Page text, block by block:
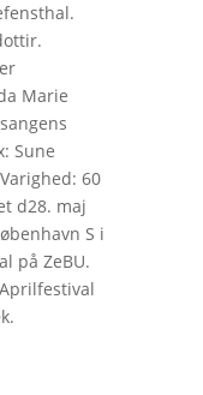
Marie
Sune
60
d28. maj
S i
på ZeBU.